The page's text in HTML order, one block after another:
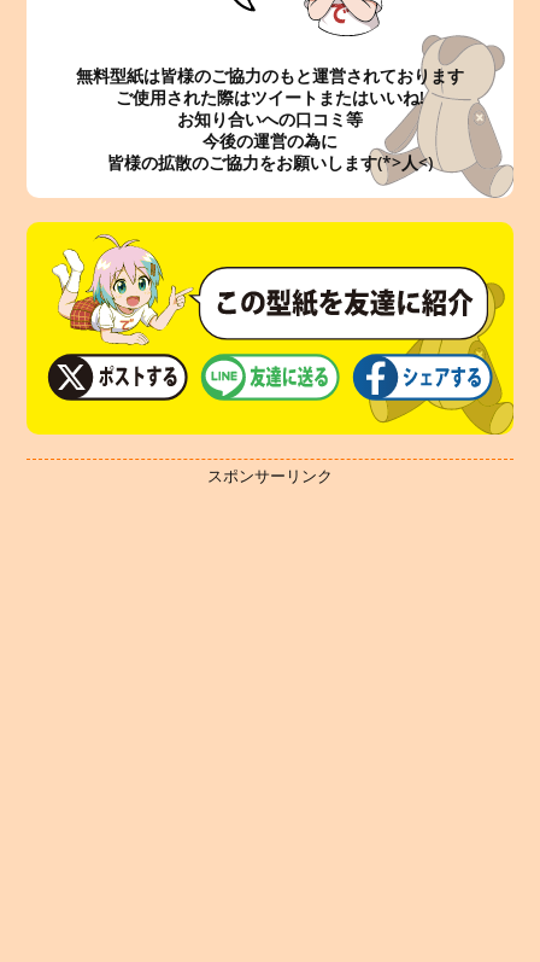
無料型紙は皆様のご協力のもと運営されております
ご使用された際はツイートまたはいいね!
お知り合いへの口コミ等
今後の運営の為に
皆様の拡散のご協力をお願いします(*>人<)
スポンサーリンク